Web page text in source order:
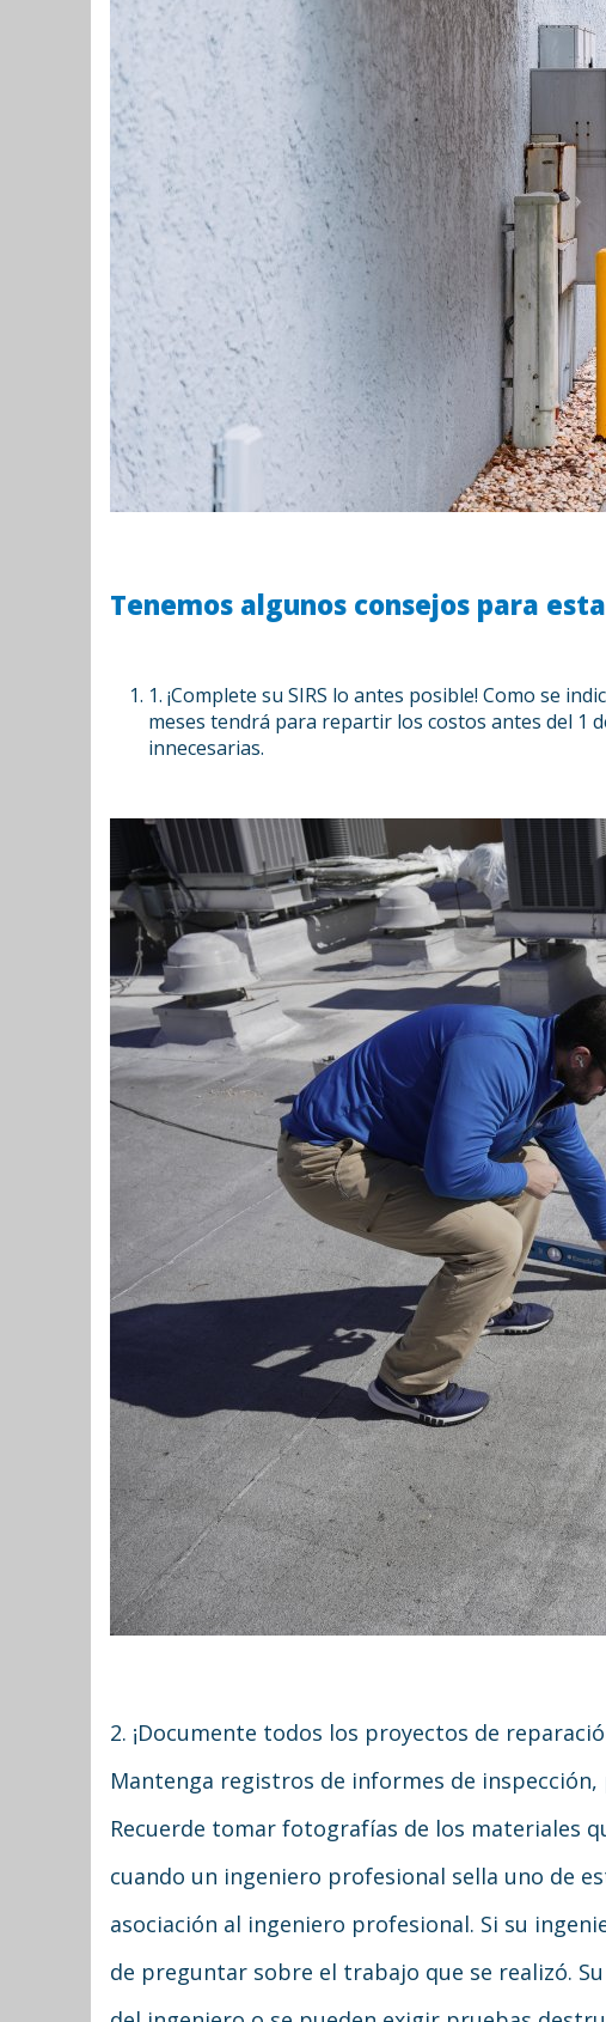
Tenemos algunos consejos para
1. ¡Complete su SIRS lo antes posible! Como se
meses tendrá para repartir los costos antes del 1
innecesarias.
2. ¡Documente todos los proyectos de
Mantenga registros de informes de
Recuerde tomar fotografías de los materiales
cuando un ingeniero profesional sella uno de
asociación al ingeniero profesional. Si su
de preguntar sobre el trabajo que se realizó.